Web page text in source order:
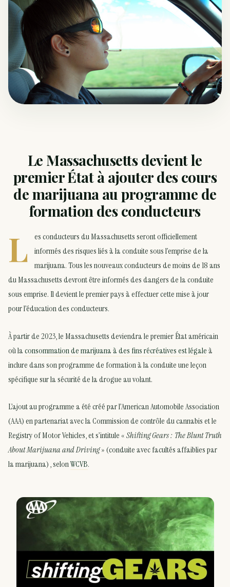
Le Massachusetts devient le
premier État à ajouter des cours
de marijuana au programme de
formation des conducteurs
L
es conducteurs du Massachusetts seront officiellement
informés des risques liés à la conduite sous l’emprise de la
marijuana. Tous les nouveaux conducteurs de moins de 18 ans
du Massachusetts devront être informés des dangers de la conduite
sous emprise. Il devient le premier pays à effectuer cette mise à jour
pour l’éducation des conducteurs.
À partir de 2023, le Massachusetts deviendra le premier État américain
où laconsommation de marijuana à des fins récréatives est légaleà
inclure dans son programme de formation à la conduite une leçon
spécifique sur la sécurité de la drogue au volant.
L’ajout au programme a été créé par l’American Automobile Association
(AAA) en partenariat avec la Commission de contrôle du cannabis et le
Registry of Motor Vehicles, et s’intitule «Shifting Gears : The Blunt Truth
About Marijuana and Driving» (conduite avec facultés affaiblies par
la marijuana) , selonWCVB.